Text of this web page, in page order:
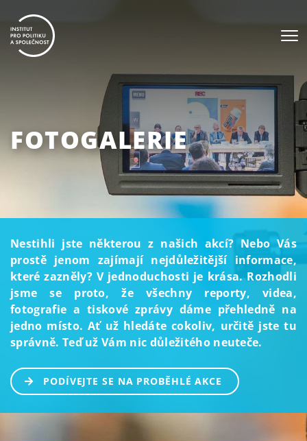
FOTOGALERIE
Nestihli jste některou z našich akcí? Nebo Vás
prostě jenom zajímají nejdůležitější informace,
které zazněly? V jednoduchosti je krása. Rozhodli
jsme se proto, že všechny reporty, videa,
fotografie a tiskové zprávy dáme přehledně na
jedno místo. Ať už hledáte cokoliv, určitě jste tu
správně. Teď už Vám nic důležitého neuteče.
PODÍVEJTE SE NA PROBĚHLÉ AKCE